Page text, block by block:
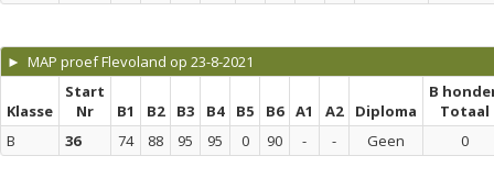
► MAP proef Flevoland op 23-8-2021
Klasse
Start
Nr
B1 B2 B3 B4 B5 B6 A1 A2 Diploma
B
Totaal
B
36 74 88 95 95 0 90 - - Geen 0